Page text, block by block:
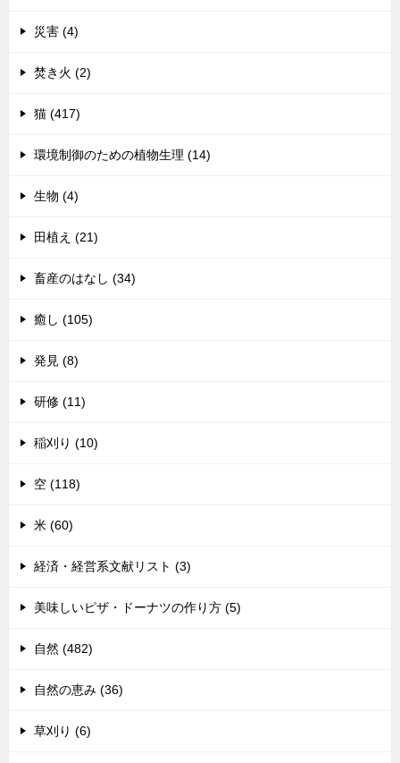
災害 (4)
焚き火 (2)
猫 (417)
環境制御のための植物生理 (14)
生物 (4)
田植え (21)
畜産のはなし (34)
癒し (105)
発見 (8)
研修 (11)
稲刈り (10)
空 (118)
米 (60)
経済・経営系文献リスト (3)
美味しいピザ・ドーナツの作り方 (5)
自然 (482)
自然の恵み (36)
草刈り (6)